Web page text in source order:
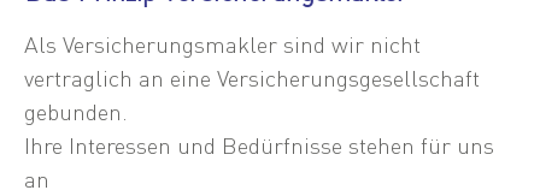
Als Versicherungsmakler sind wir nicht
vertraglich an eine Versicherungsgesellschaft
gebunden.
Ihre Interessen und Bedürfnisse stehen für uns
an